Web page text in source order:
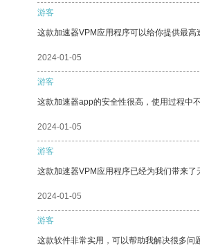
游客
这款加速器VPM应用程序可以给你提供最高
2024-01-05
游客
这款加速器app的安全性很高，使用过程中
2024-01-05
游客
这款加速器VPM应用程序已经为我们带来了
2024-01-05
游客
这款软件非常实用，可以帮助我解决很多问